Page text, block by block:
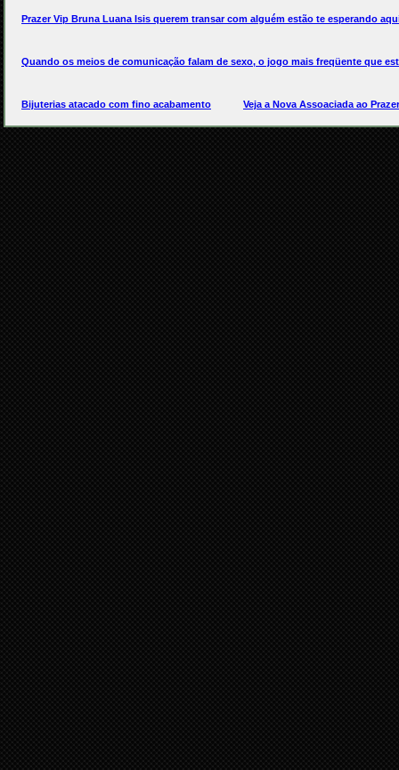
Prazer Vip Bruna Luana Isis querem transar com alguém estão te esperando
Quando os meios de comunicação falam de sexo, o jogo mais freqüente que
Bijuterias atacado com fino acabamento Veja a Nova Assoaciada ao